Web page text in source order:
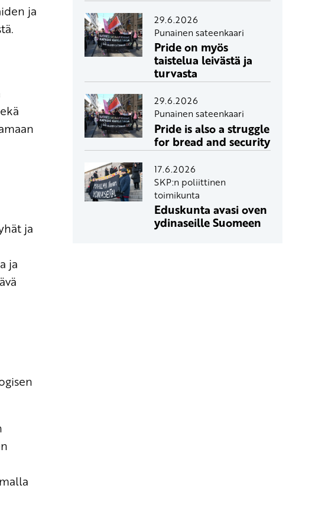
ja
ja
ja
29.6.2026
Punainen sateenkaari
Pride on myös
taistelua leivästä ja
turvasta
29.6.2026
Punainen sateenkaari
Pride is also a struggle
for bread and security
17.6.2026
SKP:n poliittinen
toimikunta
Eduskunta avasi oven
ydinaseille Suomeen